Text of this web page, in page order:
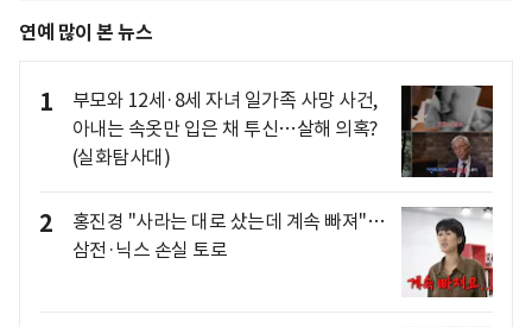
연예 많이 본 뉴스
1
부모와 12세·8세 자녀 일가족 사망 사건,
아내는 속옷만 입은 채 투신…살해 의혹?
(실화탐사대)
2
홍진경 "사라는 대로 샀는데 계속 빠져"…
삼전·닉스 손실 토로